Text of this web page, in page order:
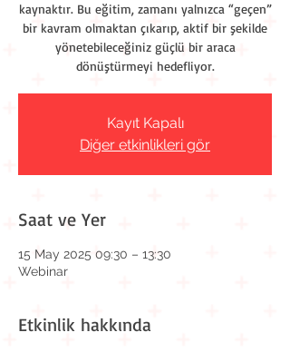
kaynaktır. Bu eğitim, zamanı yalnızca “geçen”
bir kavram olmaktan çıkarıp, aktif bir şekilde
yönetebileceğiniz güçlü bir araca
dönüştürmeyi hedefliyor.
Kayıt Kapalı
Diğer etkinlikleri gör
Saat ve Yer
15 May 2025 09:30 – 13:30
Webinar
Etkinlik hakkında